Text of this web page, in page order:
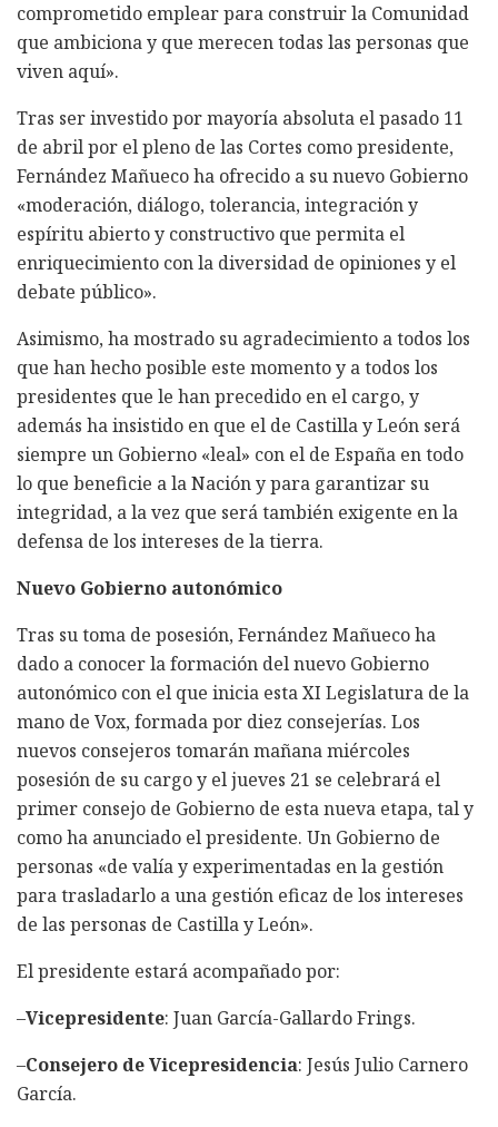
comprometido emplear para construir la Comunidad
que ambiciona y que merecen todas las personas que
viven aquí».
Tras ser investido por mayoría absoluta el pasado 11
de abril por el pleno de las Cortes como presidente,
Fernández Mañueco ha ofrecido a su nuevo Gobierno
«moderación, diálogo, tolerancia, integración y
espíritu abierto y constructivo que permita el
enriquecimiento con la diversidad de opiniones y el
debate público».
Asimismo, ha mostrado su agradecimiento a todos los
que han hecho posible este momento y a todos los
presidentes que le han precedido en el cargo, y
además ha insistido en que el de Castilla y León será
siempre un Gobierno «leal» con el de España en todo
lo que beneficie a la Nación y para garantizar su
integridad, a la vez que será también exigente en la
defensa de los intereses de la tierra.
Nuevo Gobierno autonómico
Tras su toma de posesión, Fernández Mañueco ha
dado a conocer la formación del nuevo Gobierno
autonómico con el que inicia esta XI Legislatura de la
mano de Vox, formada por diez consejerías. Los
nuevos consejeros tomarán mañana miércoles
posesión de su cargo y el jueves 21 se celebrará el
primer consejo de Gobierno de esta nueva etapa, tal y
como ha anunciado el presidente. Un Gobierno de
personas «de valía y experimentadas en la gestión
para trasladarlo a una gestión eficaz de los intereses
de las personas de Castilla y León».
El presidente estará acompañado por:
–Vicepresidente: Juan García-Gallardo Frings.
–Consejero de Vicepresidencia: Jesús Julio Carnero
García.